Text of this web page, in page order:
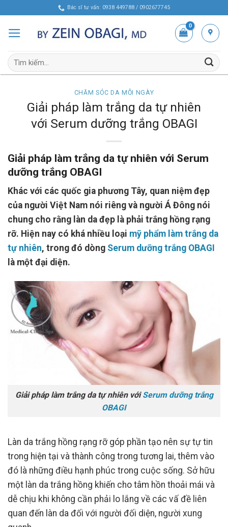
content
Bác sĩ tư vấn: 0938 449788 / 0902677745
Tìm
kiếm:
CHĂM SÓC DA MỖI NGÀY
Giải pháp làm trắng da tự nhiên
với Serum dưỡng trắng OBAGI
Giải pháp làm trắng da tự nhiên với Serum
dưỡng trắng OBAGI
Khác với các quốc gia phương Tây, quan niệm đẹp
của người Việt Nam nói riêng và người Á Đông nói
chung cho rằng làn da đẹp là phải trắng hồng rạng
rỡ. Hiện nay có khá nhiều loại mỹ phẩm làm trắng da
tự nhiên, trong đó dòng Serum dưỡng trắng OBAGI
là một đại diện.
Giải pháp làm trắng da tự nhiên vớiSerum dưỡng trắng
OBAGI
Làn da trắng hồng rạng rỡ góp phần tạo nên sự tự tin
trong hiện tại và thành công trong tương lai, thêm vào
đó là những điều hạnh phúc trong cuộc sống. Sở hữu
một làn da trắng hồng khiến cho tâm hồn thoải mái và
dễ chịu khi không cần phải lo lắng về các vấ đề liên
quan đến làn da đối với người đối diện, người xung